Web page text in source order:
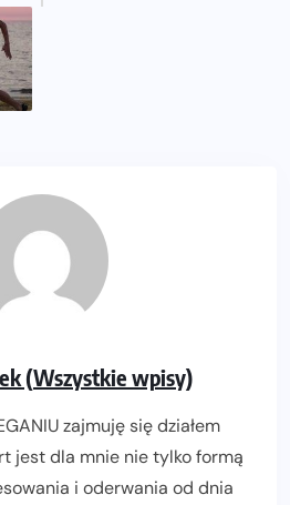
(Wszystkie wpisy)
zajmuję się działem
jest dla mnie nie tylko formą
i oderwania od dnia